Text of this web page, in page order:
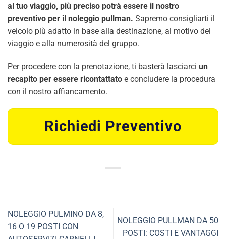
al tuo viaggio, più preciso potrà essere il nostro
preventivo per il noleggio pullman. Sapremo consigliarti il
veicolo più adatto in base alla destinazione, al motivo del
viaggio e alla numerosità del gruppo.
Per procedere con la prenotazione, ti basterà lasciarci un
recapito per essere ricontattato e concludere la procedura
con il nostro affiancamento.
Richiedi Preventivo
NOLEGGIO PULMINO DA 8,
16 O 19 POSTI CON
NOLEGGIO PULLMAN DA 50
POSTI: COSTI E VANTAGGI